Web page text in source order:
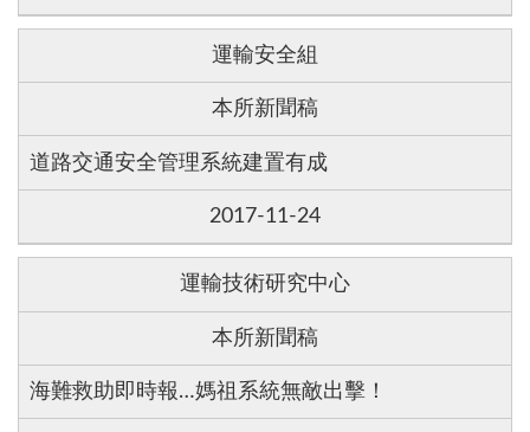
運輸安全組
本所新聞稿
道路交通安全管理系統建置有成
2017-11-24
運輸技術研究中心
本所新聞稿
海難救助即時報…媽祖系統無敵出擊！